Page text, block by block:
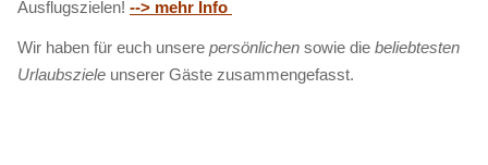
Ausflugszielen! --> mehr Info
Wir haben für euch unsere persönlichen sowie die beliebtesten
Urlaubsziele unserer Gäste zusammengefasst.